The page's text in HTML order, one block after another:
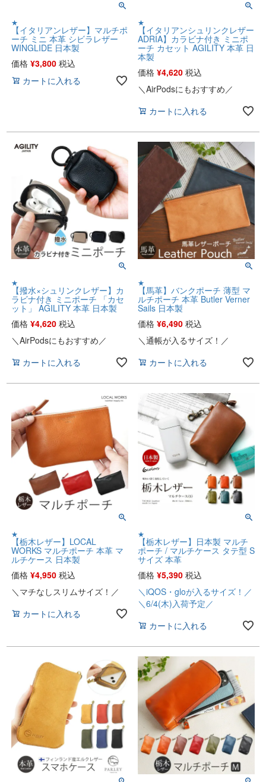
★
【イタリアンレザー】マルチポ
ーチ ミニ 本革 シビラレザー
WINGLIDE 日本製
価格 ¥3,800 税込
カートに入れる
★
【イタリアンシュリンクレザー
ADRIA】カラビナ付き ミニポ
ーチ カセット AGILITY 本革 日
本製
価格 ¥4,620 税込
＼AirPodsにもおすすめ／
カートに入れる
★
【撥水×シュリンクレザー】カ
ラビナ付き ミニポーチ 「カセ
ット」 AGILITY 本革 日本製
価格 ¥4,620 税込
＼AirPodsにもおすすめ／
カートに入れる
★
【馬革】バンクポーチ 薄型 マ
ルチポーチ 本革 Butler Verner
Sails 日本製
価格 ¥6,490 税込
＼通帳が入るサイズ！／
カートに入れる
★
【栃木レザー】LOCAL
WORKS マルチポーチ 本革 マ
ルチケース 日本製
価格 ¥4,950 税込
＼マチなしスリムサイズ！／
カートに入れる
★
【栃木レザー】日本製 マルチ
ポーチ / マルチケース タテ型 S
サイズ 本革
価格 ¥5,390 税込
＼iQOS・gloが入るサイズ！／
＼6/4(木)入荷予定／
カートに入れる